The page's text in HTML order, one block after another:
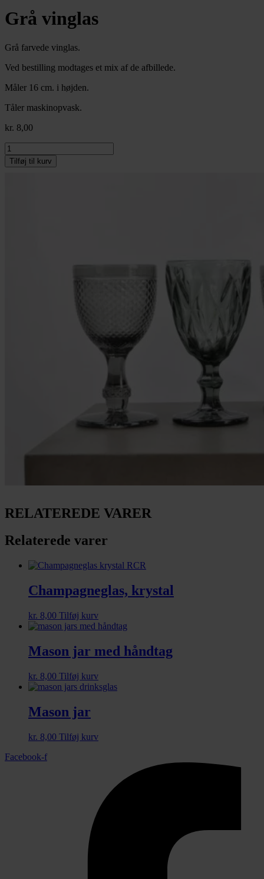
Grå vinglas
Grå farvede vinglas.
Ved bestilling modtages et mix af de afbillede.
Måler 16 cm. i højden.
Tåler maskinopvask.
kr. 8,00
Grå
vinglas
antal
Tilføj til kurv
RELATEREDE VARER
Relaterede varer
Champagneglas, krystal
kr. 8,00 Tilføj kurv
Mason jar med håndtag
kr. 8,00 Tilføj kurv
Mason jar
kr. 8,00 Tilføj kurv
Facebook-f